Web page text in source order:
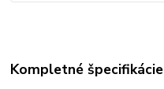
Kompletné špecifikácie